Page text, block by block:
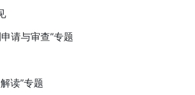
请与审查”专题
读”专题